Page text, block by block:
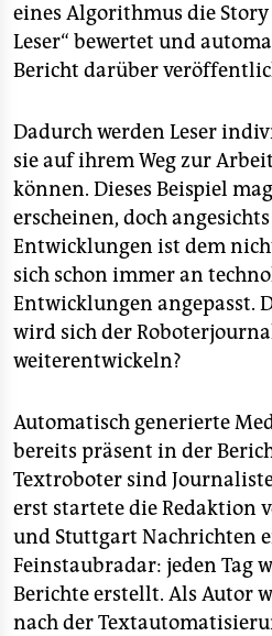
eines Algorithmus die
Leser“ bewertet und
Bericht darüber
Dadurch werden Leser
sie auf ihrem Weg zur
können. Dieses Beispiel
erscheinen, doch
Entwicklungen ist dem
sich schon immer an
Entwicklungen angepasst.
wird sich der
weiterentwickeln?
Automatisch generierte
bereits präsent in der
Textroboter sind
erst startete die Redaktion
und Stuttgart Nachrichten
Feinstaubradar: jeden Tag
Berichte erstellt. Als Autor
nach der